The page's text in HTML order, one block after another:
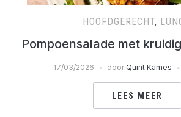
HOOFDGERECHT,
Pompoensalade met
17/03/2026 door Quint Kames
LEES MEER